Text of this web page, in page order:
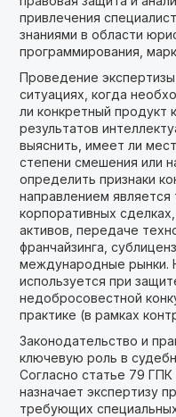
привлечения
знаниями в области
программирования,
Проведение
ситуациях, когда
ли конкретный продукт
результатов
выяснить, имеет ли
степени смешения или
определить признаки
направлением
корпоративных
активов, передаче
франчайзинга,
международные рынки.
используется при
недобросовестной
практике (в рамках
Законодательство и
ключевую роль в
Согласно статье 79
назначает экспертизу
требующих